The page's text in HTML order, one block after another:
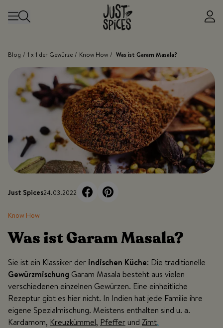
Blog / 1 x 1 der Gewürze / Know How / Was ist Garam Masala?
Just Spices24.03.2022
Know How
Was ist Garam Masala?
Sie ist ein Klassiker der indischen Küche: Die traditionelle
Gewürzmischung Garam Masala besteht aus vielen
verschiedenen einzelnen Gewürzen. Eine einheitliche
Rezeptur gibt es hier nicht. In Indien hat jede Familie ihre
eigene Spezialmischung. Meistens enthalten sind u. a.
Kardamom, Kreuzkümmel, Pfeffer und Zimt.